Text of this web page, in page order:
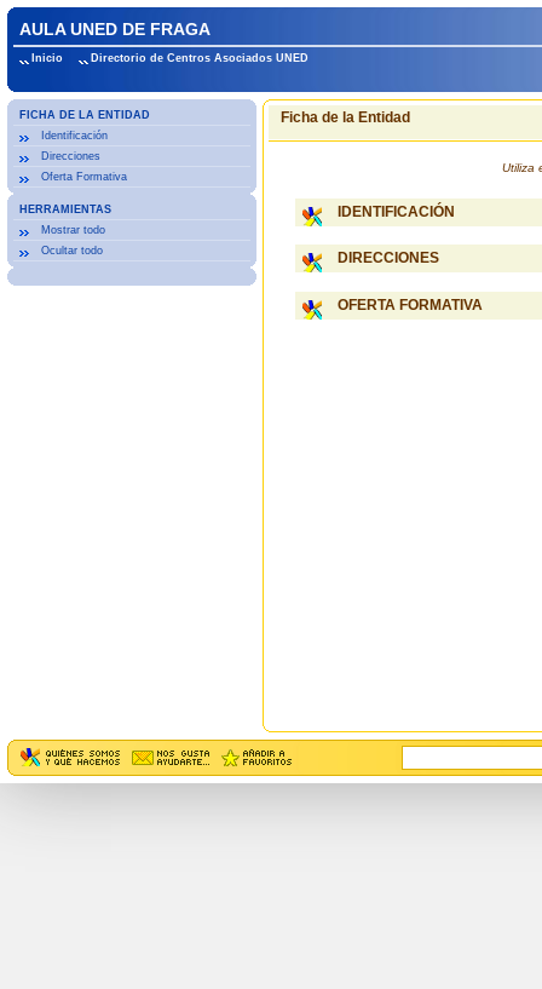
AULA UNED DE FRAGA
Inicio Directorio de Centros Asociados UNED
FICHA DE LA ENTIDAD
Identificación
Direcciones
Oferta Formativa
HERRAMIENTAS
Mostrar todo
Ocultar todo
Ficha de la Entidad
Utiliza
IDENTIFICACIÓN
DIRECCIONES
OFERTA FORMATIVA